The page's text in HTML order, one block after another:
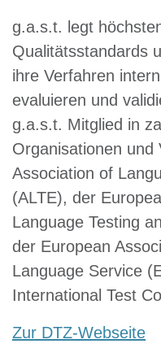
g.a.s.t. legt
Qualitätsstandards
ihre Verfahren
evaluieren und
g.a.s.t. Mitglied in
Organisationen und
Association of
(ALTE), der
Language Testing
der European
Language Service
International Test
Zur DTZ-Webseite